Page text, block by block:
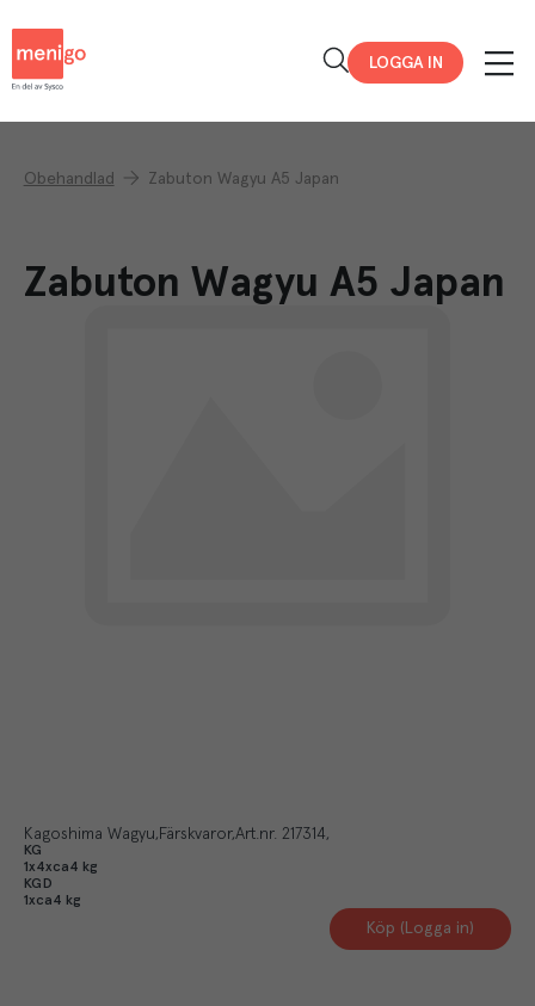
LOGGA IN
Obehandlad Zabuton Wagyu A5 Japan
Zabuton Wagyu A5 Japan
Kagoshima Wagyu Färskvaror Art.nr. 217314
KG
1x4xca4 kg
KGD
1xca4 kg
Köp (Logga in)